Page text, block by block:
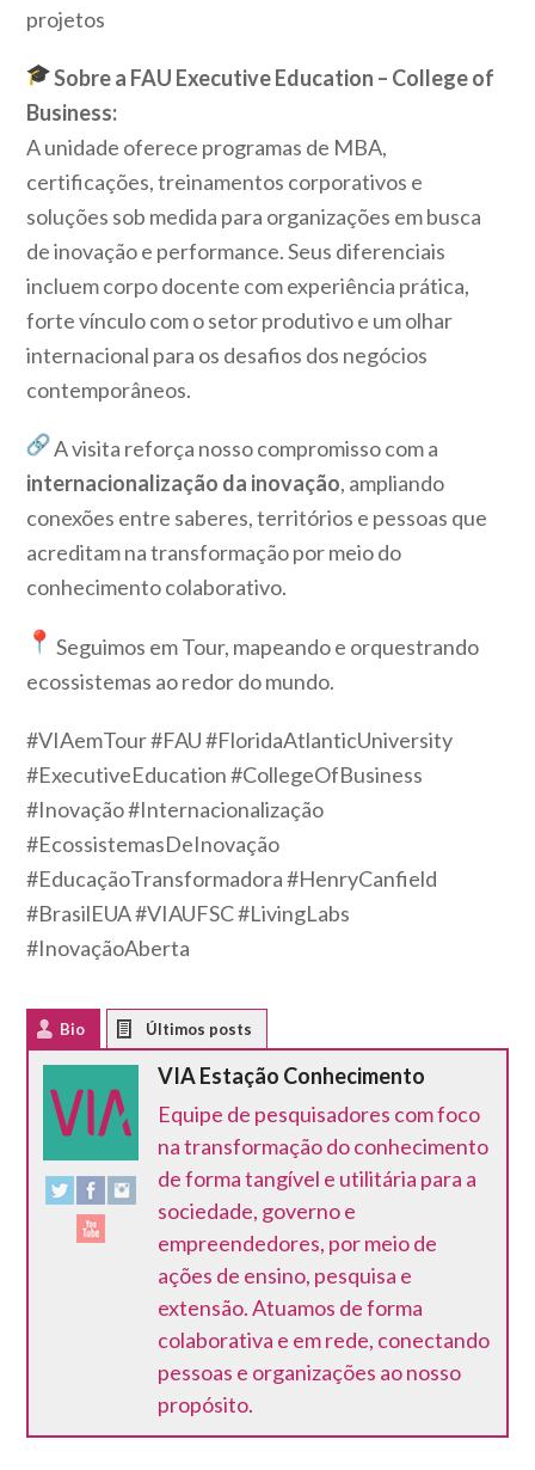
projetos
Sobre a FAU Executive Education – College of
Business:
A unidade oferece programas de MBA,
certificações, treinamentos corporativos e
soluções sob medida para organizações em busca
de inovação e performance. Seus diferenciais
incluem corpo docente com experiência prática,
forte vínculo com o setor produtivo e um olhar
internacional para os desafios dos negócios
contemporâneos.
A visita reforça nosso compromisso com a
internacionalização da inovação, ampliando
conexões entre saberes, territórios e pessoas que
acreditam na transformação por meio do
conhecimento colaborativo.
Seguimos em Tour, mapeando e orquestrando
ecossistemas ao redor do mundo.
#VIAemTour #FAU #FloridaAtlanticUniversity
#ExecutiveEducation #CollegeOfBusiness
#Inovação #Internacionalização
#EcossistemasDeInovação
#EducaçãoTransformadora #HenryCanfield
#BrasilEUA #VIAUFSC #LivingLabs
#InovaçãoAberta
Bio
VIA Estação Conhecimento
Equipe de pesquisadores com foco
na transformação do conhecimento
de forma tangível e utilitária para a
sociedade, governo e
empreendedores, por meio de
ações de ensino, pesquisa e
extensão. Atuamos de forma
colaborativa e em rede, conectando
pessoas e organizações ao nosso
propósito.